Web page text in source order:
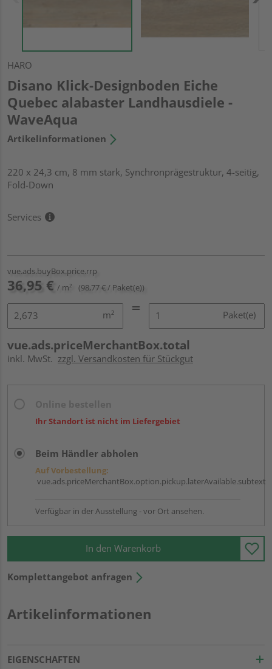
HARO
Disano Klick-Designboden Eiche
Quebec alabaster Landhausdiele -
WaveAqua
Artikelinformationen
220 x 24,3 cm, 8 mm stark, Synchronprägestruktur, 4-seitig,
Fold-Down
Services
vue.ads.buyBox.price.rrp
36,95 € / m² (98,77 € / Paket(e))
m² Paket(e)
vue.ads.priceMerchantBox.total
inkl. MwSt. zzgl. Versandkosten für Stückgut
Ihr Standort ist nicht im Liefergebiet
Beim Händler abholen
Auf Vorbestellung:
vue.ads.priceMerchantBox.option.pickup.laterAvailable.subtext
Verfügbar in der Ausstellung - vor Ort ansehen.
In den Warenkorb
Komplettangebot anfragen
Artikelinformationen
EIGENSCHAFTEN